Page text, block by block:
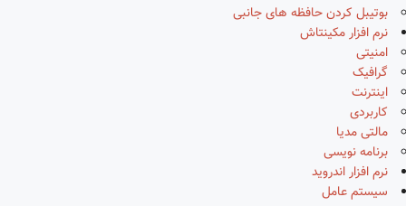
بوتیبل کردن حافظه های جانبی
نرم افزار مکینتاش
امنیتی
گرافیک
اینترنت
کاربردی
مالتی مدیا
برنامه نویسی
نرم افزار اندروید
سیستم عامل